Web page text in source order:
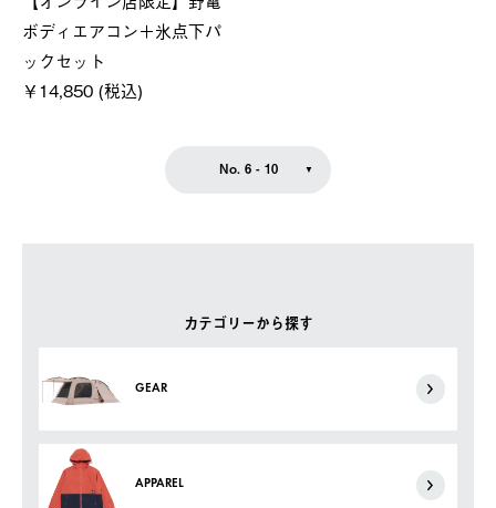
カテゴリーから探す
GEAR
APPAREL
ボディエアコン＋氷点下パ
ックセット
￥14,850 (税込)
No. 6 - 10